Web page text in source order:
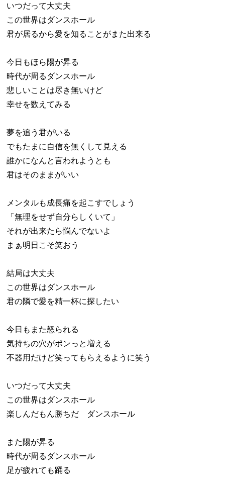
いつだって大丈夫
この世界はダンスホール
君が居るから愛を知ることがまた出来る
今日もほら陽が昇る
時代が周るダンスホール
悲しいことは尽き無いけど
幸せを数えてみる
夢を追う君がいる
でもたまに自信を無くして見える
誰かになんと言われようとも
君はそのままがいい
メンタルも成長痛を起こすでしょう
「無理をせず自分らしくいて」
それが出来たら悩んでないよ
まぁ明日こそ笑おう
結局は大丈夫
この世界はダンスホール
君の隣で愛を精一杯に探したい
今日もまた怒られる
気持ちの穴がポンっと増える
不器用だけど笑ってもらえるように笑う
いつだって大丈夫
この世界はダンスホール
楽しんだもん勝ちだ ダンスホール
また陽が昇る
時代が周るダンスホール
足が疲れても踊る